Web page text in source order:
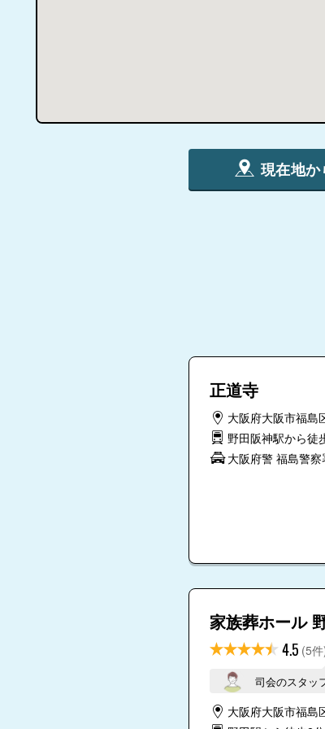
現在地
正道寺
大阪府大阪市福島
野田阪神駅から徒
大阪府警 福島警
家族葬ホール
4.5 (5
司会のスタッ
大阪府大阪市福島